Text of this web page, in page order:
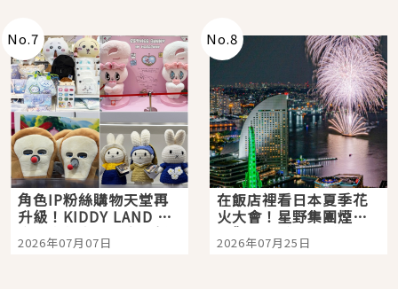
No.7
角色IP粉絲購物天堂再
升級！KIDDY LAND 原
宿店吉伊卡哇迎客，新
開幕 OMOKADO 店3分
2026年07月07日
No.8
在飯店裡看日本夏季花
火大會！星野集團煙火
景觀飯店6選，讓你不用
人擠人悠閒欣賞
2026年07月25日